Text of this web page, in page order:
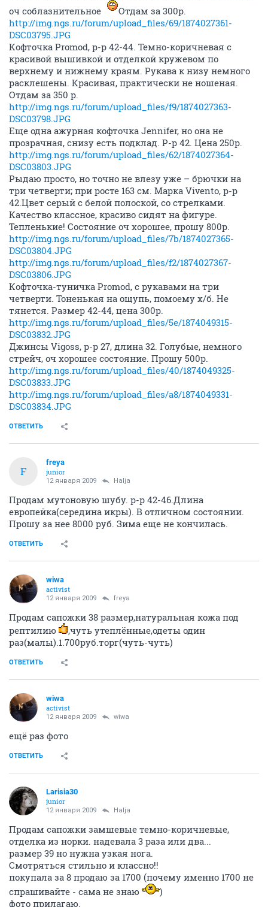
оч соблазнительное
Отдам за 300р.
http://img.ngs.ru/forum/upload_files/69/1874027361-
DSC03795.JPG
Кофточка Promod, р-р 42-44. Темно-коричневая с
красивой вышивкой и отделкой кружевом по
верхнему и нижнему краям. Рукава к низу немного
расклешены. Красивая, практически не ношеная.
Отдам за 350 р.
http://img.ngs.ru/forum/upload_files/f9/1874027363-
DSC03798.JPG
Еще одна ажурная кофточка Jennifer, но она не
прозрачная, снизу есть подклад. Р-р 42. Цена 250р.
http://img.ngs.ru/forum/upload_files/62/1874027364-
DSC03803.JPG
Рыдаю просто, но точно не влезу уже – брючки на
три четверти; при росте 163 см. Марка Vivento, р-р
42.Цвет серый с белой полоской, со стрелками.
Качество классное, красиво сидят на фигуре.
Тепленькие! Состояние оч хорошее, прошу 800р.
http://img.ngs.ru/forum/upload_files/7b/1874027365-
DSC03804.JPG
http://img.ngs.ru/forum/upload_files/f2/1874027367-
DSC03806.JPG
Кофточка-туничка Promod, с рукавами на три
четверти. Тоненькая на ощупь, помоему х/б. Не
тянется. Размер 42-44, цена 300р.
http://img.ngs.ru/forum/upload_files/5e/1874049315-
DSC03832.JPG
Джинсы Vigoss, р-р 27, длина 32. Голубые, немного
стрейч, оч хорошее состояние. Прошу 500р.
http://img.ngs.ru/forum/upload_files/40/1874049325-
DSC03833.JPG
http://img.ngs.ru/forum/upload_files/a8/1874049331-
DSC03834.JPG
ОТВЕТИТЬ
F
freya
junior
12 января 2009 Halja
Продам мутоновую шубу. р-р 42-46.Длина
европейка(середина икры). В отличном состоянии.
Прошу за нее 8000 руб. Зима еще не кончилась.
ОТВЕТИТЬ
wiwa
activist
12 января 2009 freya
Продам сапожки 38 размер,натуральная кожа под
рептилию
,чуть утеплённые,одеты один
раз(малы).1.700руб.торг(чуть-чуть)
ОТВЕТИТЬ
wiwa
activist
12 января 2009 wiwa
ещё раз фото
ОТВЕТИТЬ
Larisia30
junior
12 января 2009 Halja
Продам сапожки замшевые темно-коричневые,
отделка из норки. надевала 3 раза или два...
размер 39 но нужна узкая нога.
Смотряться стильно и классно!!
покупала за 8 продаю за 1700 (почему именно 1700 не
спрашивайте - сама не знаю
)
фото прилагаю.